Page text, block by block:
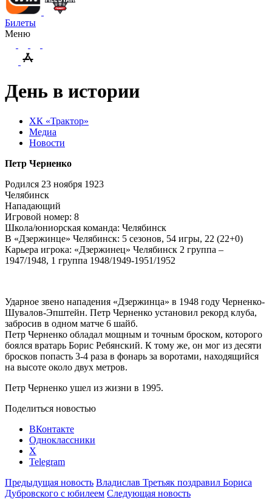
Билеты
Меню
День в истории
ХК «Трактор»
Медиа
Новости
Петр Черненко
Родился 23 ноября 1923
Челябинск
Нападающий
Игровой номер: 8
Школа/юниорская команда: Челябинск
В «Дзержинце» Челябинск: 5 сезонов, 54 игры, 22 (22+0)
Карьера игрока: «Дзержинец» Челябинск 2 группа –
1947/1948, 1 группа 1948/1949-1951/1952
Ударное звено нападения «Дзержинца» в 1948 году Черненко-
Шувалов-Эпштейн. Петр Черненко установил рекорд клуба,
забросив в одном матче 6 шайб.
Петр Черненко обладал мощным и точным броском, которого
боялся вратарь Борис Ребянский. К тому же, он мог из десяти
бросков попасть 3-4 раза в фонарь за воротами, находящийся
на высоте около двух метров.
Петр Черненко ушел из жизни в 1995.
Поделиться новостью
ВКонтакте
Одноклассники
X
Telegram
Предыдущая новость Владислав Третьяк поздравил Бориса
Дубровского с юбилеем Следующая новость